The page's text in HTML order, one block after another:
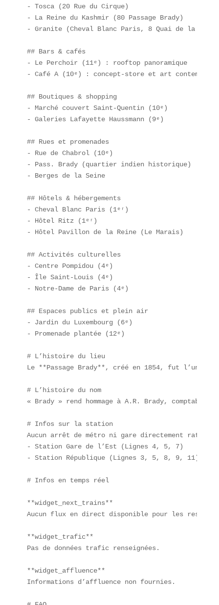
- Tosca (20 Rue du Cirque)
- La Reine du Kashmir (80 Passage Brady)
- Granite (Cheval Blanc Paris, 8 Quai de la
## Bars & cafés
- Le Perchoir (11ᵉ) : rooftop panoramique
- Café A (10ᵉ) : concept-store et art
## Boutiques & shopping
- Marché couvert Saint-Quentin (10ᵉ)
- Galeries Lafayette Haussmann (9ᵉ)
## Rues et promenades
- Rue de Chabrol (10ᵉ)
- Pass. Brady (quartier indien historique)
- Berges de la Seine
## Hôtels & hébergements
- Cheval Blanc Paris (1ᵉʳ)
- Hôtel Ritz (1ᵉʳ)
- Hôtel Pavillon de la Reine (Le Marais)
## Activités culturelles
- Centre Pompidou (4ᵉ)
- Île Saint-Louis (4ᵉ)
- Notre-Dame de Paris (4ᵉ)
## Espaces publics et plein air
- Jardin du Luxembourg (6ᵉ)
- Promenade plantée (12ᵉ)
# L’histoire du lieu
Le **Passage Brady**, créé en 1854, fut l’un
# L’histoire du nom
« Brady » rend hommage à A.R. Brady,
# Infos sur la station
Aucun arrêt de métro ni gare directement
- Station Gare de l’Est (Lignes 4, 5, 7)
- Station République (Lignes 3, 5, 8, 9, 11)
# Infos en temps réel
**widget_next_trains**
Aucun flux en direct disponible pour les
**widget_trafic**
Pas de données trafic renseignées.
**widget_affluence**
Informations d’affluence non fournies.